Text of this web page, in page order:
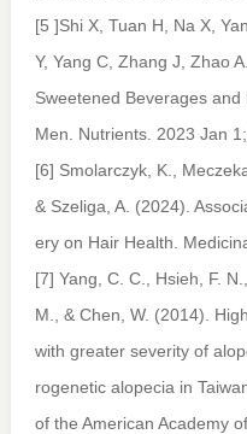
[5 ]Shi X, Tuan H, Na X,
Y, Yang C, Zhang J, Zhao
Sweetened Beverages
Men. Nutrients. 2023 Jan
[6] Smolarczyk, K.,
& Szeliga, A. (2024).
ery on Hair Health.
[7] Yang, C. C., Hsieh, F.
M., & Chen, W. (2014).
with greater severity of
rogenetic alopecia in
of the American Academy